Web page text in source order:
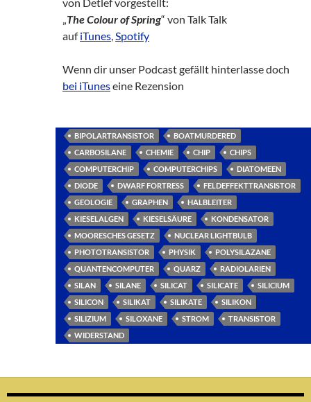
„The Colour of Spring“ von Talk Talk
aufiTunes,Spotify
Wenn dir unser Podcast gefällt hinterlasse doch
bei iTuneseine Rezension
BIPOLARTRANSISTOR
BOATMURDERED
CARBOSILANE
CHEMIE CHIP
CHIPS
COMPUTERCHIP
COMPUTERCHIPS
DIATOMEEN
DIODE
DWARF FORTRESS
FELDEFFEKTTRANSISTOR
GEOLOGIE
GRAPHEN
HALBLEITER
KIESELALGEN
KIESELSÄURE
KONDENSATOR
MOORESCHES GESETZ
NUCLEAR LIGHTBULB
PHOTOTRANSISTOR
PHYSIK
POLYSILAZANE
QUANTENCOMPUTER
QUARZ
RADIOLARIEN
SILAN
SILANE SILICAT SILICATE
SILICIUM
SILICON
SILIKAT SILIKATE
SILIKON
SILIZIUM
SILOXANE STROM
TRANSISTOR
WIDERSTAND